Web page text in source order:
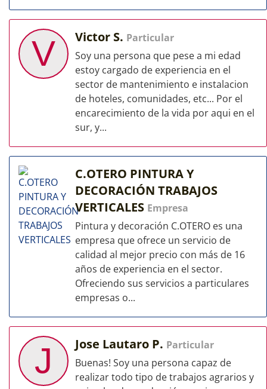
V Victor S. Particular
Soy una persona que pese a mi edad
estoy cargado de experiencia en el
sector de mantenimiento e instalacion
de hoteles, comunidades, etc... Por el
encarecimiento de la vida por aqui en el
sur, y...
C.OTERO PINTURA Y
DECORACIÓN TRABAJOS
VERTICALES Empresa
Pintura y decoración C.OTERO es una
empresa que ofrece un servicio de
calidad al mejor precio con más de 16
años de experiencia en el sector.
Ofreciendo sus servicios a particulares
empresas o...
J Jose Lautaro P. Particular
Buenas! Soy una persona capaz de
realizar todo tipo de trabajos agrarios y